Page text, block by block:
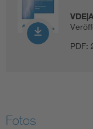
PDF:
Fotos